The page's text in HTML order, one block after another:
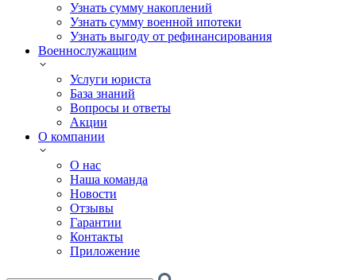
Узнать сумму накоплений
Узнать сумму военной ипотеки
Узнать выгоду от рефинансирования
Военнослужащим
Услуги юриста
База знаний
Вопросы и ответы
Акции
О компании
О нас
Наша команда
Новости
Отзывы
Гарантии
Контакты
Приложение